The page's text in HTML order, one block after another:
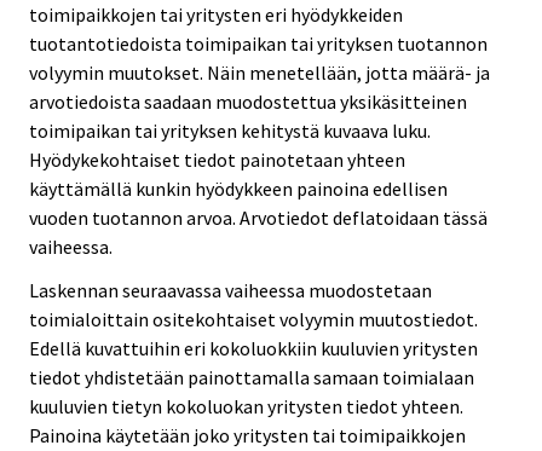
toimipaikkojen tai yritysten eri hyödykkeiden
tuotantotiedoista toimipaikan tai yrityksen tuotannon
volyymin muutokset. Näin menetellään, jotta määrä- ja
arvotiedoista saadaan muodostettua yksikäsitteinen
toimipaikan tai yrityksen kehitystä kuvaava luku.
Hyödykekohtaiset tiedot painotetaan yhteen
käyttämällä kunkin hyödykkeen painoina edellisen
vuoden tuotannon arvoa. Arvotiedot deflatoidaan tässä
vaiheessa.
Laskennan seuraavassa vaiheessa muodostetaan
toimialoittain ositekohtaiset volyymin muutostiedot.
Edellä kuvattuihin eri kokoluokkiin kuuluvien yritysten
tiedot yhdistetään painottamalla samaan toimialaan
kuuluvien tietyn kokoluokan yritysten tiedot yhteen.
Painoina käytetään joko yritysten tai toimipaikkojen